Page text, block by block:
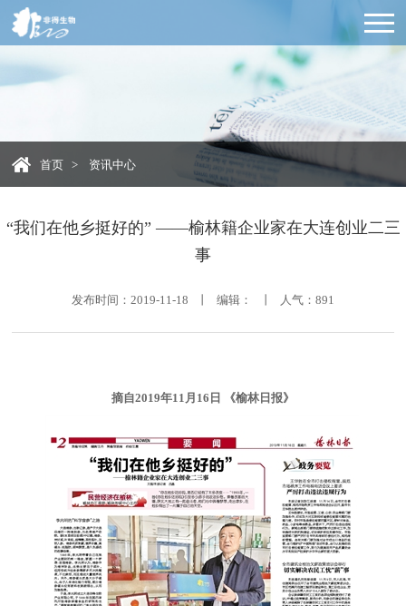
首页 > 资讯中心
“我们在他乡挺好的” ——榆林籍企业家在大连创业二三
事
发布时间：2019-11-18 丨 编辑： 丨 人气： 891
摘自2019年11月16日 《榆林日报》